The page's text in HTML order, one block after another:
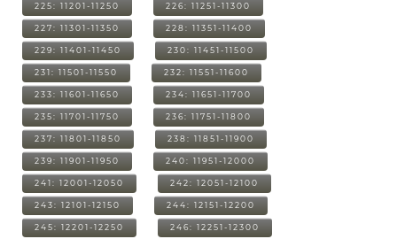
225: 11201-11250 226: 11251-11300
227: 11301-11350 228: 11351-11400
229: 11401-11450 230: 11451-11500
231: 11501-11550 232: 11551-11600
233: 11601-11650 234: 11651-11700
235: 11701-11750 236: 11751-11800
237: 11801-11850 238: 11851-11900
239: 11901-11950 240: 11951-12000
241: 12001-12050 242: 12051-12100
243: 12101-12150 244: 12151-12200
245: 12201-12250 246: 12251-12300